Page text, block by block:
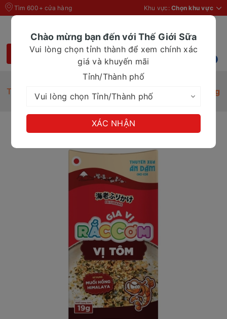
Tìm 600+ cửa hàng Khu vực: Chọn khu vực
Trang chủ Gia vị rắc cơm Thuyền Xưa Vị Tôm 19g
Chào mừng bạn đến với Thế Giới Sữa
Vui lòng chọn tỉnh thành để xem chính xác
giá và khuyến mãi
Tỉnh/Thành phố
XÁC NHẬN